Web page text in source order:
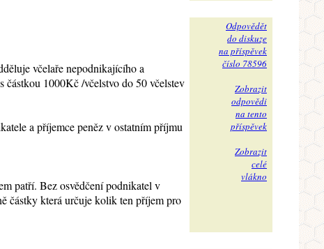
včelaře nepodnikajícího a
1000Kč /včelstvo do 50 včelstev
a příjemce peněz v ostatním příjmu
patří. Bez osvědčení podnikatel v
částky která určuje kolik ten příjem pro
Odpovědět
do diskuze
na příspěvek
číslo 78596
Zobrazit
odpovědi
na tento
příspěvek
Zobrazit
celé
vlákno